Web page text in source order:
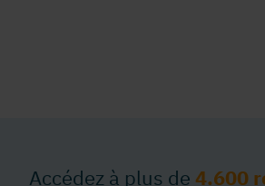
Accédez à plus de 4.600